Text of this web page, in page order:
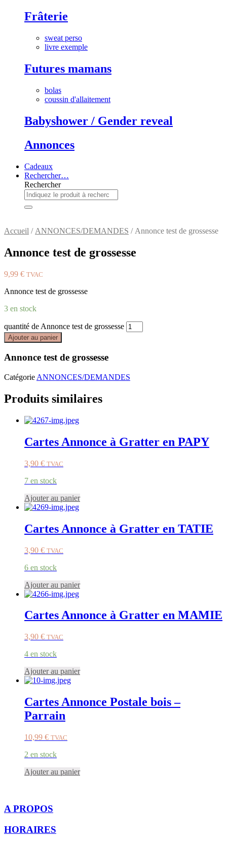
Frâterie
sweat perso
livre exemple
Futures mamans
bolas
coussin d'allaitement
Babyshower / Gender reveal
Annonces
Cadeaux
Rechercher…
Rechercher
Accueil / ANNONCES/DEMANDES / Annonce test de grossesse
Annonce test de grossesse
9,99 € TVAC
Annonce test de grossesse
3 en stock
quantité de Annonce test de grossesse
Ajouter au panier
Annonce test de grossesse
Catégorie ANNONCES/DEMANDES
Produits similaires
Cartes Annonce à Gratter en PAPY
3,90 € TVAC
7 en stock
Ajouter au panier
Cartes Annonce à Gratter en TATIE
3,90 € TVAC
6 en stock
Ajouter au panier
Cartes Annonce à Gratter en MAMIE
3,90 € TVAC
4 en stock
Ajouter au panier
Cartes Annonce Postale bois –
Parrain
10,99 € TVAC
2 en stock
Ajouter au panier
A PROPOS
HORAIRES